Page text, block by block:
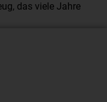
das viele Jahre